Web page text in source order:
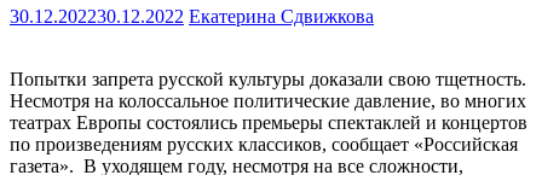
30.12.202230.12.2022 Екатерина Сдвижкова
Попытки запрета русской культуры доказали свою тщетность.
Несмотря на колоссальное политические давление, во многих
театрах Европы состоялись премьеры спектаклей и концертов
по произведениям русских классиков, сообщает «Российская
газета». В уходящем году, несмотря на все сложности,